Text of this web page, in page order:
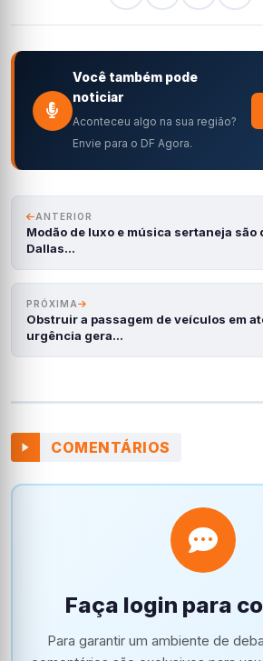
Você também pode
noticiar
Aconteceu algo na sua região?
Envie para o DF Agora.
ANTERIOR
Modão de luxo e música sertaneja são
Dallas…
PRÓXIMA
Obstruir a passagem de veículos em
urgência gera…
COMENTÁRIOS
Faça login para
Para garantir um ambiente de